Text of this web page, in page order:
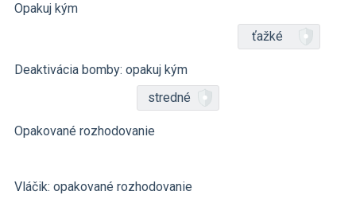
Opakuj kým
ťažké
Deaktivácia bomby: opakuj kým
stredné
Opakované rozhodovanie
Vláčik: opakované rozhodovanie